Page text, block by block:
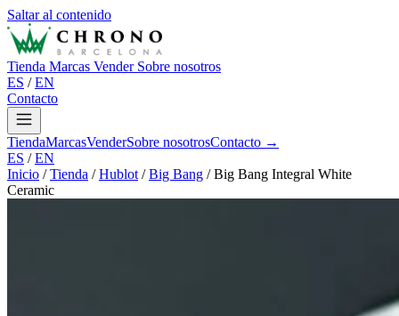
Saltar al contenido
Tienda Marcas Vender Sobre nosotros
ES / EN
Contacto
TiendaMarcasVenderSobre nosotrosContacto →
ES / EN
Inicio / Tienda / Hublot / Big Bang / Big Bang Integral White
Ceramic